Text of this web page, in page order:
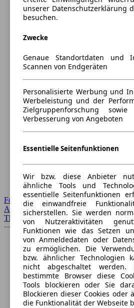
Forum Startseite
Alle Auto-Foren
Themen-Forum
unserer Datenschutzerklärung
besuchen.
Zwecke
Genaue Standortdaten und
Scannen von Endgeräten
Personalisierte Werbung und
Werbeleistung und der
Zielgruppenforschung
Verbesserung von Angeboten
Essentielle Seitenfunktionen
Wir bzw. diese Anbieter
ähnliche Tools und
essentielle Seitenfunktionen
die einwandfreie
sicherstellen. Sie werden
von Nutzeraktivitäten
Funktionen wie das Setzen
von Anmeldedaten oder
zu ermöglichen. Die
bzw. ähnlicher Technologien
nicht abgeschaltet werden.
bestimmte Browser diese
Tools blockieren oder Sie
Blockieren dieser Cookies oder
die Funktionalität der Webseite